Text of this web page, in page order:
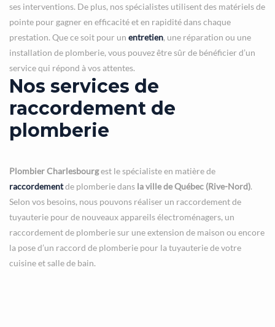
ses interventions. De plus, nos spécialistes utilisent des matériels de
pointe pour gagner en efficacité et en rapidité dans chaque
prestation. Que ce soit pour un entretien, une réparation ou une
installation de plomberie, vous pouvez être sûr de bénéficier d’un
service qui répond à vos attentes.
Nos services de
raccordement de
plomberie
Plombier Charlesbourgest le spécialiste en matière de
raccordementde plomberie dans la ville de Québec (Rive-Nord).
Selon vos besoins, nous pouvons réaliser un raccordement de
tuyauterie pour de nouveaux appareils électroménagers, un
raccordement de plomberie sur une extension de maison ou encore
la pose d’un raccord de plomberie pour la tuyauterie de votre
cuisine et salle de bain.